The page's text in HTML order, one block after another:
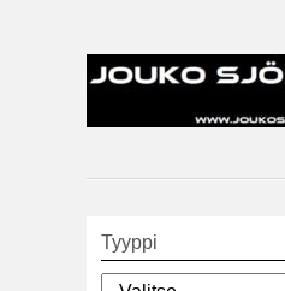
Tyyppi